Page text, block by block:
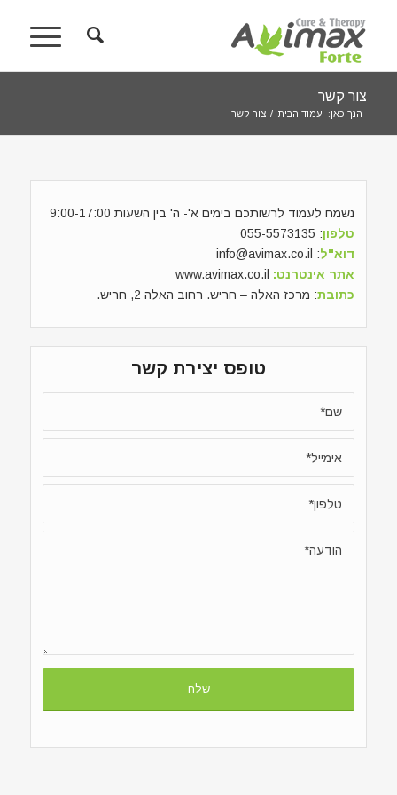
צור קשר
הנך כאן: עמוד הבית / צור קשר
נשמח לעמוד לרשותכם בימים א'- ה' בין השעות 9:00-17:00
טלפון: 055-5573135
דוא"ל:
info@avimax.co.il
אתר אינטרנט:
כתובת: מרכז האלה – חריש. רחוב האלה 2, חריש.
טופס יצירת קשר